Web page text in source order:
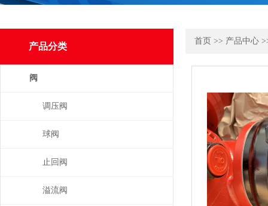
产品分类
阀
调压阀
球阀
止回阀
溢流阀
首页 >> 产品中心